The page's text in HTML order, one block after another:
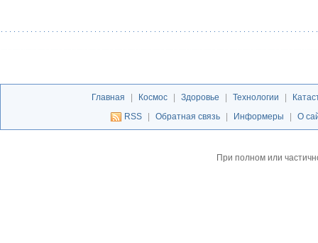
Главная | Космос | Здоровье | Технологии |
RSS
| Обратная связь | Информеры | О
При полном или